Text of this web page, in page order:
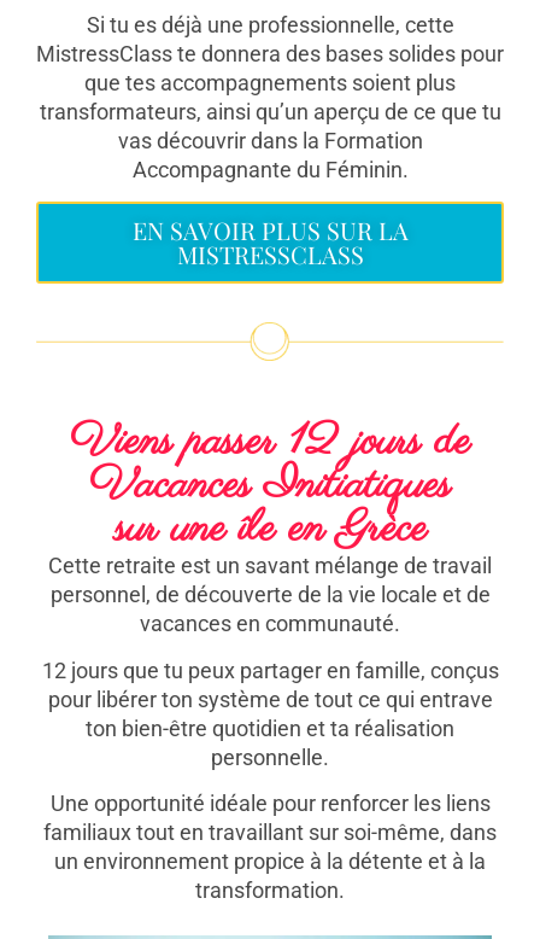
Si tu es déjà une professionnelle, cette
MistressClass te donnera des bases solides pour
que tes accompagnements soient plus
transformateurs, ainsi qu’un aperçu de ce que tu
vas découvrir dans la Formation
Accompagnante du Féminin.
EN SAVOIR PLUS SUR LA
MISTRESSCLASS
Viens passer 12 jours de
Vacances Initiatiques
sur une île en Grèce
Cette retraite est un savant mélange de travail
personnel, de découverte de la vie locale et de
vacances en communauté.
12 jours que tu peux partager en famille, conçus
pour libérer ton système de tout ce qui entrave
ton bien-être quotidien et ta réalisation
personnelle.
Une opportunité idéale pour renforcer les liens
familiaux tout en travaillant sur soi-même, dans
un environnement propice à la détente et à la
transformation.